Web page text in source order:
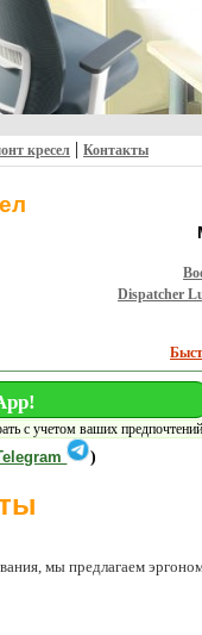
кресел | Контакты
Dispatcher
с учетом ваших
)
мы предлагаем